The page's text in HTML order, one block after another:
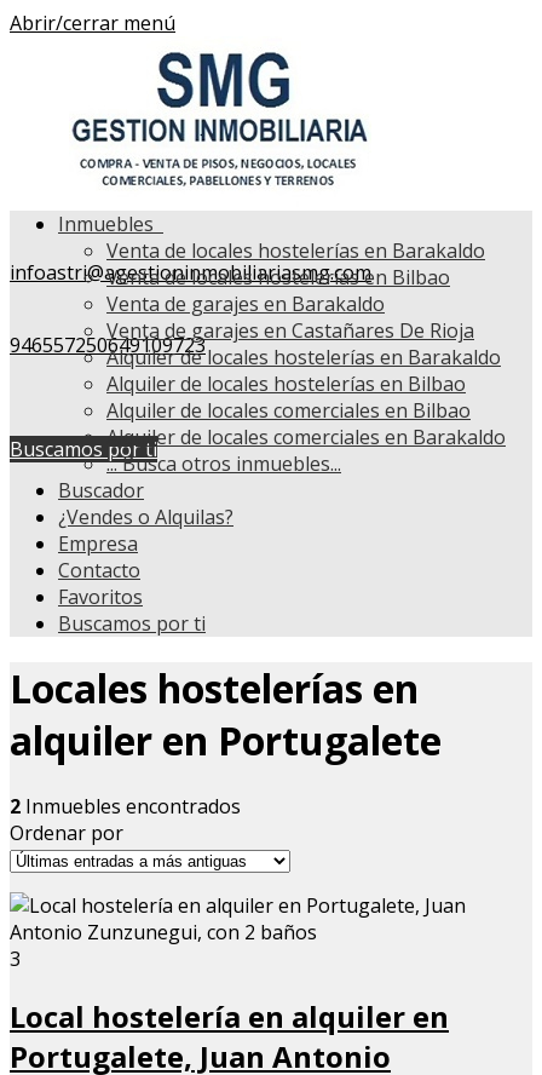
Abrir/cerrar menú
infoastri@agestioninmobiliariasmg.com
946557250649109723
Buscamos por ti
Inmuebles
Venta de locales hostelerías en Barakaldo
Venta de locales hostelerías en Bilbao
Venta de garajes en Barakaldo
Venta de garajes en Castañares De Rioja
Alquiler de locales hostelerías en Barakaldo
Alquiler de locales hostelerías en Bilbao
Alquiler de locales comerciales en Bilbao
Alquiler de locales comerciales en Barakaldo
...Busca otros inmuebles...
Buscador
¿Vendes o Alquilas?
Empresa
Contacto
Favoritos
Buscamos por ti
Locales hostelerías en
alquiler en Portugalete
2 Inmuebles encontrados
Ordenar por
3
Local hostelería en alquiler en
Portugalete, Juan Antonio